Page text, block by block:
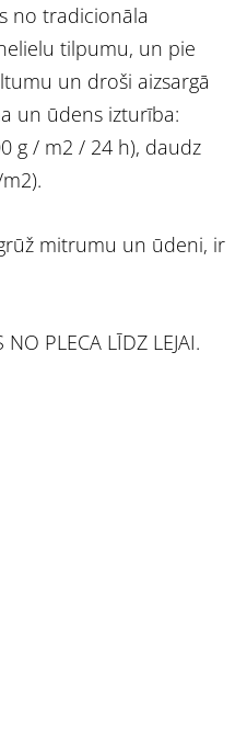
no tradicionāla
tilpumu, un pie
un droši aizsargā
un ūdens izturība:
g / m2 / 24 h), daudz
mitrumu un ūdeni, ir
PLECA LĪDZ LEJAI.